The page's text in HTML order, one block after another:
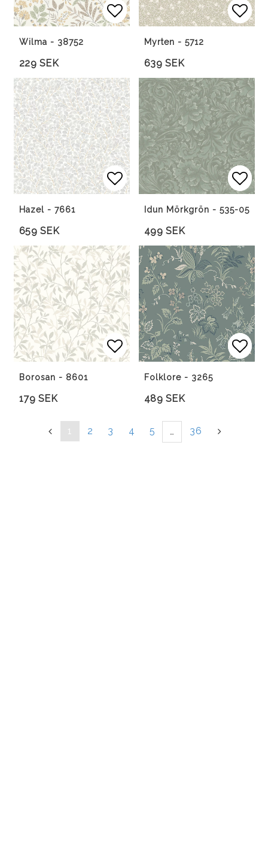
Lägg till i favoritlistan
Lägg till i favoritlistan
Wilma - 38752
229 SEK
Myrten - 5712
639 SEK
Lägg till i favoritlistan
Hazel - 7661
659 SEK
Idun Mörkgrön - 535-05
499 SEK
Lägg till i favoritlistan
Lägg till i favoritlistan
Borosan - 8601
179 SEK
Folklore - 3265
489 SEK
« 1 2 3 4 5 … 36 »